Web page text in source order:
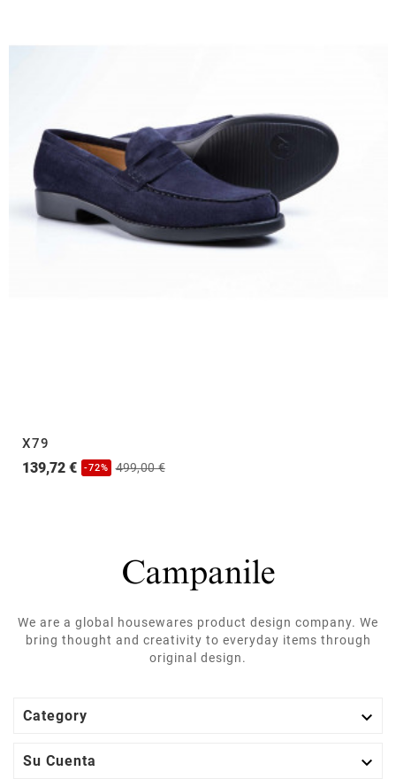
X79
139,72 € -72% 499,00 €
We are a global housewares product design company. We
bring thought and creativity to everyday items through
original design.
Category 
Su Cuenta 